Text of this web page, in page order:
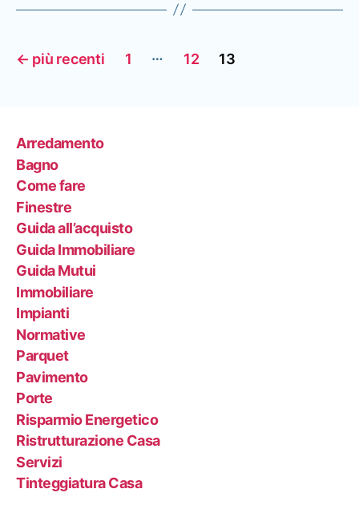
Paginazione
← più recenti 1 … 12 13
Arredamento
Bagno
Come fare
Finestre
Guida all’acquisto
Guida Immobiliare
Guida Mutui
Immobiliare
Impianti
Normative
Parquet
Pavimento
Porte
Risparmio Energetico
Ristrutturazione Casa
Servizi
Tinteggiatura Casa